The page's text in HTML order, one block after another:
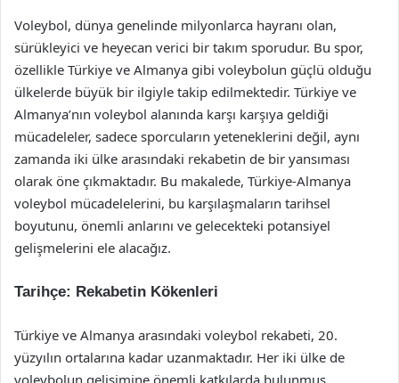
Voleybol, dünya genelinde milyonlarca hayranı olan,
sürükleyici ve heyecan verici bir takım sporudur. Bu spor,
özellikle Türkiye ve Almanya gibi voleybolun güçlü olduğu
ülkelerde büyük bir ilgiyle takip edilmektedir. Türkiye ve
Almanya’nın voleybol alanında karşı karşıya geldiği
mücadeleler, sadece sporcuların yeteneklerini değil, aynı
zamanda iki ülke arasındaki rekabetin de bir yansıması
olarak öne çıkmaktadır. Bu makalede, Türkiye-Almanya
voleybol mücadelelerini, bu karşılaşmaların tarihsel
boyutunu, önemli anlarını ve gelecekteki potansiyel
gelişmelerini ele alacağız.
Tarihçe: Rekabetin Kökenleri
Türkiye ve Almanya arasındaki voleybol rekabeti, 20.
yüzyılın ortalarına kadar uzanmaktadır. Her iki ülke de
voleybolun gelişimine önemli katkılarda bulunmuş,